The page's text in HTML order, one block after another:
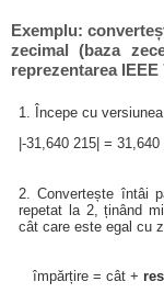
Exemplu:
zecimal (baza
reprezentarea
1. Începe cu
|-31,640 215| = 31,640
2. Convertește întâi
repetat la 2, ținând
cât care este egal cu
împărțire = cât +